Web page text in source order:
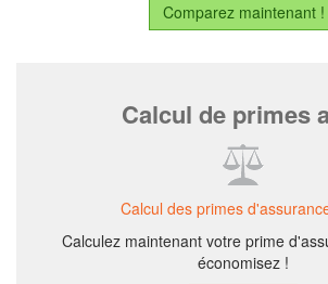
Comparez maintenant !
Calcul de primes
Calcul des primes
Calculez maintenant votre prime
économisez !